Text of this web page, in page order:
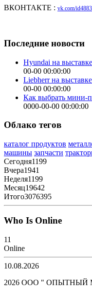
ВКОНТАКТЕ : vk.com/
Последние новости
Hyundai на
00-00 00:00:00
Liebherr на
00-00 00:00:00
Как выбрать мини-
0000-00-00 00:00:00
Облако тегов
каталог продуктов
машины запчасти
Сегодня1199
Вчера1941
Неделя1199
Месяц19642
Итого3076395
Who Is Online
11
Online
10.08.2026
2026 ООО "